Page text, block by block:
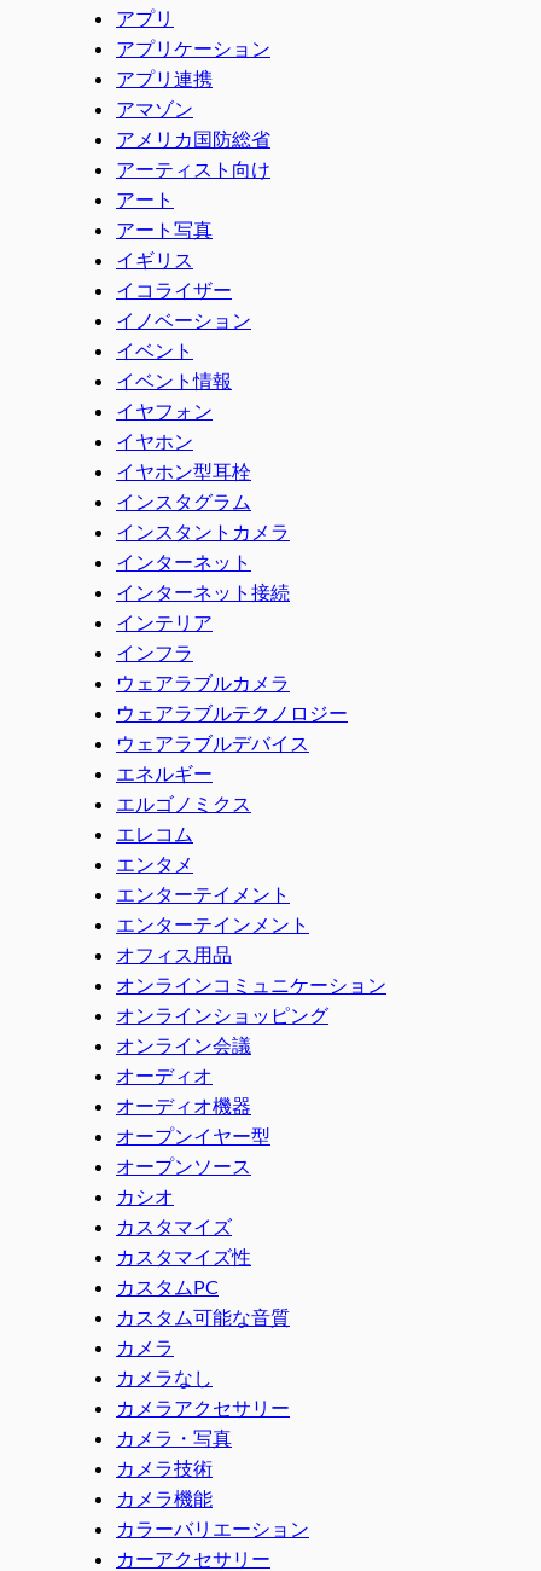
アプリ
アプリケーション
アプリ連携
アマゾン
アメリカ国防総省
アーティスト向け
アート
アート写真
イギリス
イコライザー
イノベーション
イベント
イベント情報
イヤフォン
イヤホン
イヤホン型耳栓
インスタグラム
インスタントカメラ
インターネット
インターネット接続
インテリア
インフラ
ウェアラブルカメラ
ウェアラブルテクノロジー
ウェアラブルデバイス
エネルギー
エルゴノミクス
エレコム
エンタメ
エンターテイメント
エンターテインメント
オフィス用品
オンラインコミュニケーション
オンラインショッピング
オンライン会議
オーディオ
オーディオ機器
オープンイヤー型
オープンソース
カシオ
カスタマイズ
カスタマイズ性
カスタムPC
カスタム可能な音質
カメラ
カメラなし
カメラアクセサリー
カメラ・写真
カメラ技術
カメラ機能
カラーバリエーション
カーアクセサリー